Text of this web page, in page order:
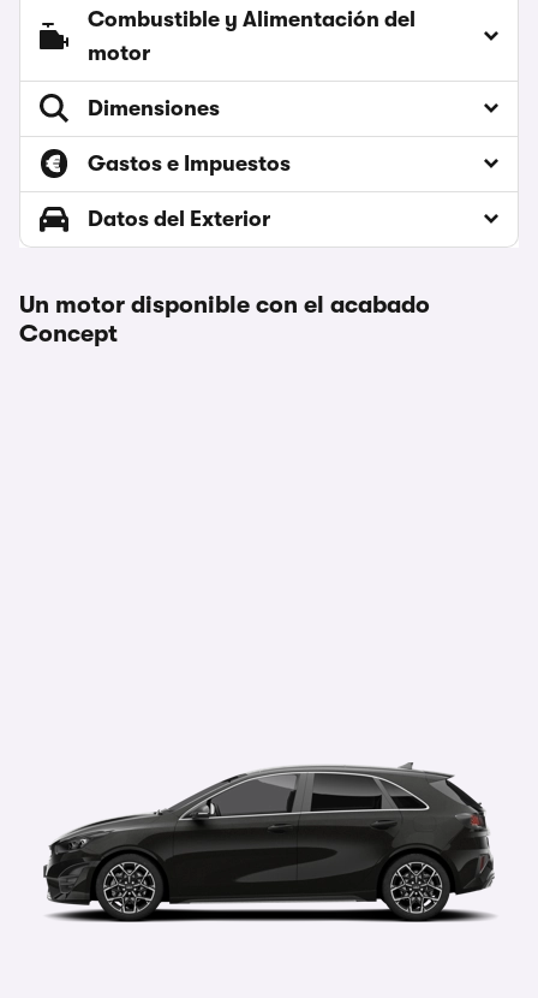
Combustible y Alimentación del
motor
Dimensiones
Gastos e Impuestos
Datos del Exterior
Un motor disponible con el acabado
Concept